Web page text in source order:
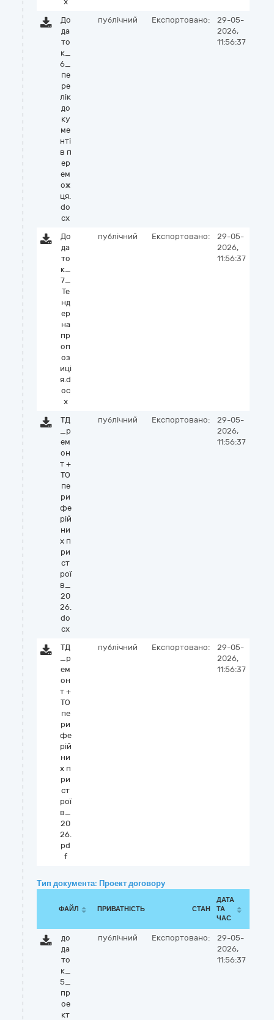
До
да
то
к_
6_
пе
ре
лік
до
ку
ме
нті
в п
ер
ем
ож
ця.
do
cx
публічний Експортовано:
29-05-
2026,
11:56:37
До
да
то
к_
7_
Те
нд
ер
на
пр
оп
оз
иці
я.d
oc
x
публічний Експортовано:
29-05-
2026,
11:56:37
ТД
_р
ем
он
т +
ТО
пе
ри
фе
рій
ни
х п
ри
ст
рої
в_
20
26.
do
cx
публічний Експортовано:
29-05-
2026,
11:56:37
ТД
_р
ем
он
т +
ТО
пе
ри
фе
рій
ни
х п
ри
ст
рої
в_
20
26.
pd
f
публічний Експортовано:
29-05-
2026,
11:56:37
Тип документа: Проект договору
ФАЙЛ ПРИВАТНІСТЬ СТАН
ДАТА
ТА
ЧАС
до
да
то
к_
5_
пр
ое
кт
публічний Експортовано:
29-05-
2026,
11:56:37